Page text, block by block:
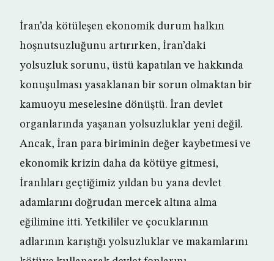
İran’da kötüleşen ekonomik durum halkın
hoşnutsuzluğunu artırırken, İran’daki
yolsuzluk sorunu, üstü kapatılan ve hakkında
konuşulması yasaklanan bir sorun olmaktan bir
kamuoyu meselesine dönüştü. İran devlet
organlarında yaşanan yolsuzluklar yeni değil.
Ancak, İran para biriminin değer kaybetmesi ve
ekonomik krizin daha da kötüye gitmesi,
İranlıları geçtiğimiz yıldan bu yana devlet
adamlarını doğrudan mercek altına alma
eğilimine itti. Yetkililer ve çocuklarının
adlarının karıştığı yolsuzluklar ve makamlarını